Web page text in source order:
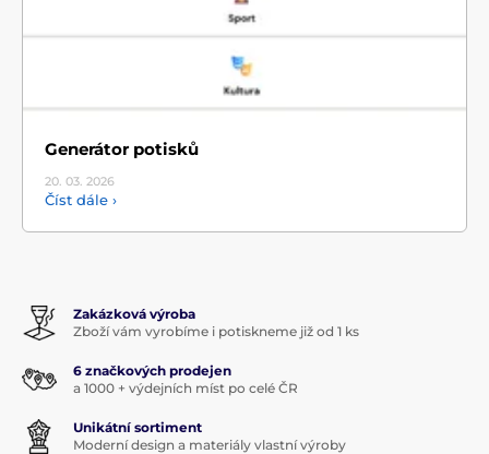
Generátor potisků
20. 03. 2026
Číst dále ›
Zakázková výroba
Zboží vám vyrobíme i potiskneme již od 1 ks
6 značkových prodejen
a 1000 + výdejních míst po celé ČR
Unikátní sortiment
Moderní design a materiály vlastní výroby